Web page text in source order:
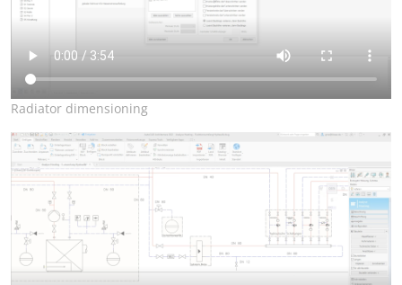
Radiator dimensioning